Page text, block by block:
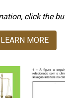
click the
LEARN MORE